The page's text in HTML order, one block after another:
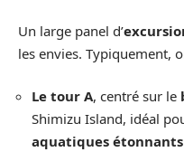
Un large panel d’
les envies. Typiquement,
Le tour A, centré sur le
Shimizu Island, idéal
aquatiques étonnants